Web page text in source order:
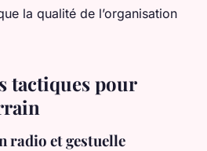
la qualité de l’organisation
tactiques pour
radio et gestuelle